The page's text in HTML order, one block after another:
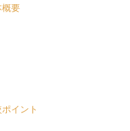
概要
イント